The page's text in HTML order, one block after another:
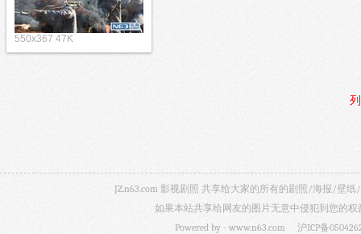
550x367 47K
JZ.n63.com 影视剧照 共享给大家的所有的剧照/海报/壁
如果本站共享给网友的图片无意中侵犯到您的
Powered by - www.n63.com 沪ICP备